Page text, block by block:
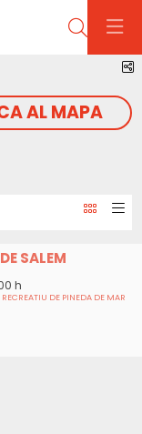
Cerca
AL MAPA
SALEM
h
DE PINEDA DE MAR